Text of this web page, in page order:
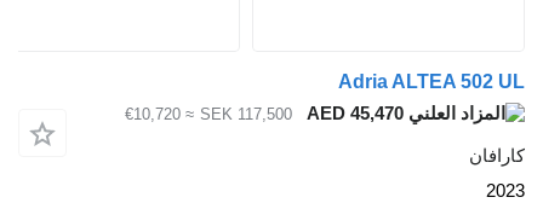
Adria
AED 45,470
SEK 117,500
≈ €10,720